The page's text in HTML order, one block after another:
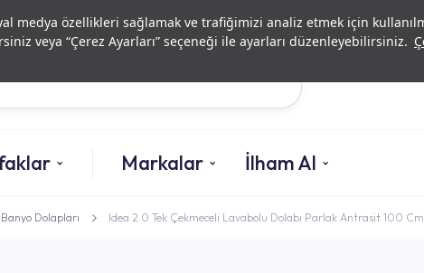
medya özellikleri sağlamak ve trafiğimizi analiz etmek için
veya “Çerez Ayarları” seçeneği ile ayarları düzenleyebilirsiniz.
Yatırımcı
Ara
Markalar İlham Al
Banyo Dolapları Idea 2.0 Tek Çekmeceli Lavabolu Dolabı Parlak Antrasit 100